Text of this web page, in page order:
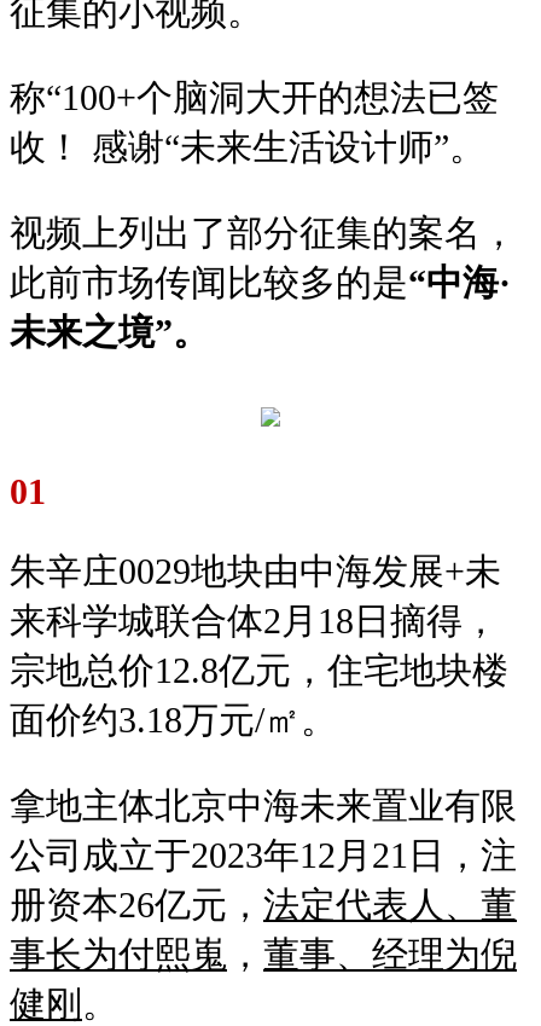
征集的小视频。
称“100+个脑洞大开的想法已签
收！ 感谢“未来生活设计师”。
视频上列出了部分征集的案名，
此前市场传闻比较多的是“中海·
未来之境”。
01
朱辛庄0029地块由中海发展+未
来科学城联合体2月18日摘得，
宗地总价12.8亿元，住宅地块楼
面价约3.18万元/㎡。
拿地主体北京中海未来置业有限
公司成立于2023年12月21日，注
册资本26亿元， 法定代表人、董
事长为付熙嵬 ， 董事、经理为倪
健刚 。